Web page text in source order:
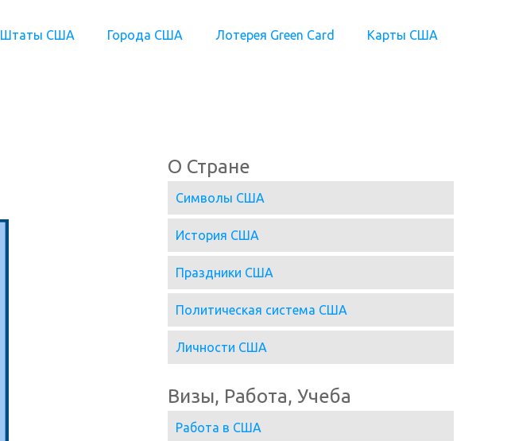
Штаты США Города США Лотерея Green Card Карты США
О Стране
Символы США
История США
Праздники США
Политическая система США
Личности США
Визы, Работа, Учеба
Работа в США